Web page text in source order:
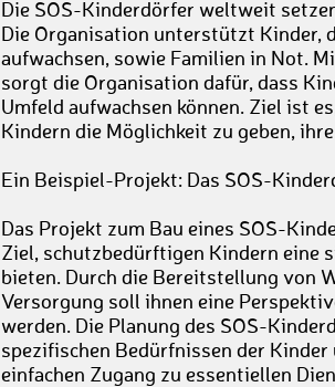
Die SOS-Kinderdörfer weltweit
Die Organisation unterstützt Kinder,
aufwachsen, sowie Familien in Not.
sorgt die Organisation dafür, dass
Umfeld aufwachsen können. Ziel ist
Kindern die Möglichkeit zu geben,
Ein Beispiel-Projekt: Das SOS-
Das Projekt zum Bau eines SOS-
Ziel, schutzbedürftigen Kindern eine
bieten. Durch die Bereitstellung von
Versorgung soll ihnen eine
werden. Die Planung des SOS-
spezifischen Bedürfnissen der
einfachen Zugang zu essentiellen